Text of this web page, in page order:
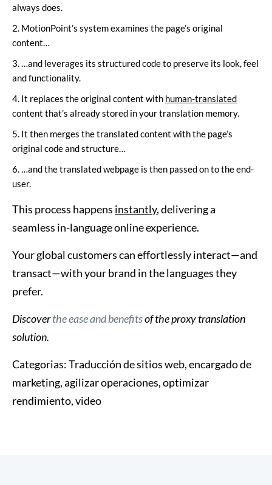
always does.
MotionPoint’s system examines the page’s original
content…
…and leverages its structured code to preserve its look, feel
and functionality.
It replaces the original content with human-translated
content that’s already stored in your translation memory.
It then merges the translated content with the page’s
original code and structure…
…and the translated webpage is then passed on to the end-
user.
This process happens instantly, delivering a
seamless in-language online experience.
Your global customers can effortlessly interact—and
transact—with your brand in the languages they
prefer.
Discoverthe ease and benefitsof the proxy translation
solution.
Categorias:Traducción de sitios web, encargado de
marketing, agilizar operaciones, optimizar
rendimiento, video